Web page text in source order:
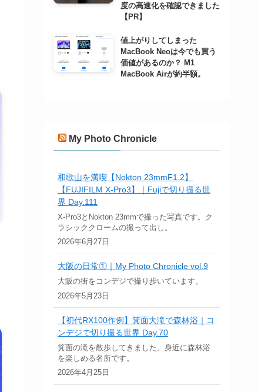
度の高速化を確認できました
【PR】
値上がりしてしまった
MacBook Neoは今でも買う
価値があるのか？ M1
MacBook Airが約半額。
My Photo Chronicle
和歌山を満喫【Nokton 23mmF1.2】
【FUJIFILM X-Pro3】｜Fujiで切り撮る世
界 Day.111
2026年6月27日
X-Pro3とNokton 23mmで撮った写真です。ク
ラシッククロームの撮って出し。
大阪の日常①｜My Photo Chronicle vol.9
2026年5月23日
大阪の街をコンデジで撮り歩いています。
【初代RX100作例】箕面大滝で森林浴｜コ
ンデジで切り撮る世界 Day.70
2026年4月25日
箕面の滝を散歩してきました。身近に森林浴
を楽しめる名所です。